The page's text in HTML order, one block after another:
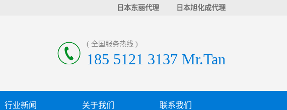
日本东丽代理 日本旭化成代理
( 全国服务热线 )
185 5121 3137 Mr.Tan
行业新闻 关于我们 联系我们